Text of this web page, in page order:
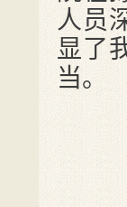
人员
显了
当。